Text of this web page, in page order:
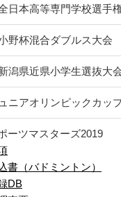
日本高等専門学校選手
野杯混合ダブルス大会
潟県近県小学生選抜大
ニアオリンピックカッ
ーツマスターズ2019
書（バドミントン）
DB